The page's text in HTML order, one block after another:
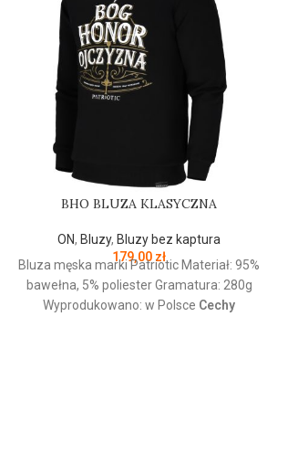
BHO BLUZA KLASYCZNA
ON, Bluzy, Bluzy bez kaptura
179,00 zł
Bluza męska marki Patriotic Materiał: 95%
bawełna, 5% poliester Gramatura: 280g
Wyprodukowano: w Polsce Cechy